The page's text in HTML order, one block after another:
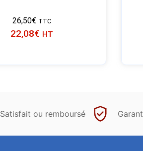
26,50€ TTC
22,08€ HT
Satisfait ou remboursé